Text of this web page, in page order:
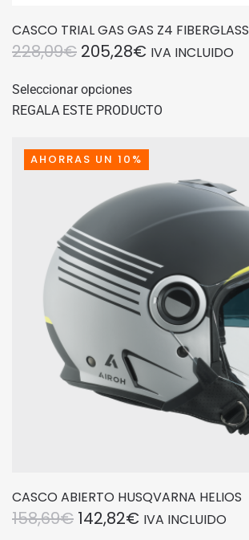
CASCO TRIAL GAS GAS Z4 FIBERGLASS
228,09€ EL
ORIGINAL
228,09€.
205,28€EL
205,28€.
IVA INCLUIDO
Seleccionar opcionesproducto
tiene
variantes.
opciones
elegir
en
la
página
producto
REGALA ESTE PRODUCTO
AHORRAS UN 10%
CASCO ABIERTO HUSQVARNA HELIOS
158,69€ EL
142,82€EL
IVA INCLUIDO